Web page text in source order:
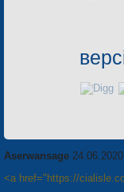
Aserwansage
<a href="https://